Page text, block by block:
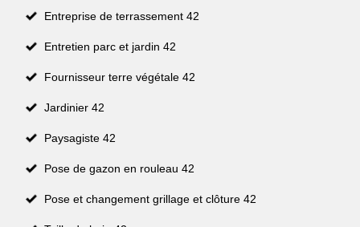
Entreprise de terrassement 42
Entretien parc et jardin 42
Fournisseur terre végétale 42
Jardinier 42
Paysagiste 42
Pose de gazon en rouleau 42
Pose et changement grillage et clôture 42